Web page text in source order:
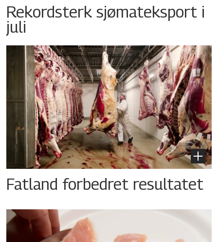
Rekordsterk sjømateksport i
juli
Fatland forbedret resultatet